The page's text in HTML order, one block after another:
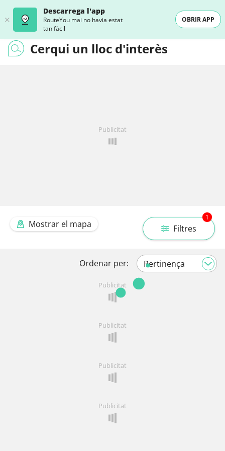
Descarrega l'app
RouteYou mai no havia estat
tan fàcil
OBRIR APP
Cerqui un lloc d'interès
Publicitat
Filtres
1
Mostrar el mapa
Ordenar per:
Publicitat
Publicitat
Publicitat
Publicitat